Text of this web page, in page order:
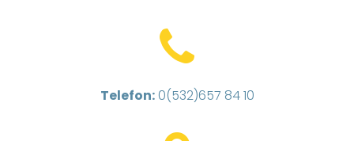
Telefon:0(532)657 84 10